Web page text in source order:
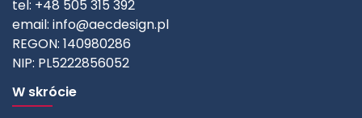
tel: +48 505 315 392
email: info@aecdesign.pl
REGON: 140980286
NIP: PL5222856052
W skrócie